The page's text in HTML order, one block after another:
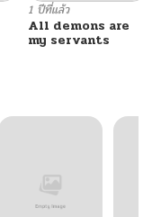
1 ปีที่แล้ว
All demons are
my servants